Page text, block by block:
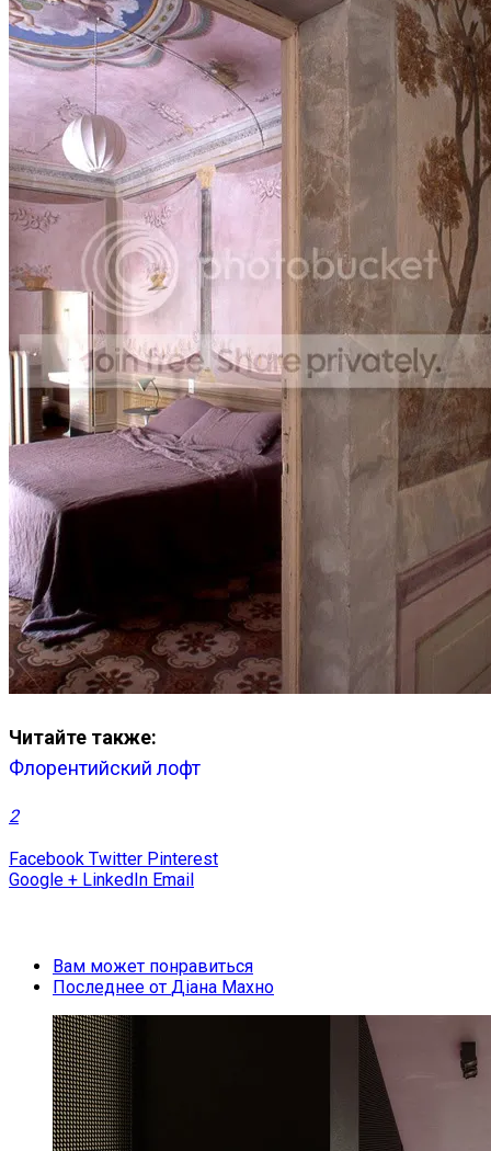
Читайте также:
Флорентийский лофт
2
Facebook Twitter Pinterest
Google + LinkedIn Email
Вам может понравиться
Последнее от Діана Махно